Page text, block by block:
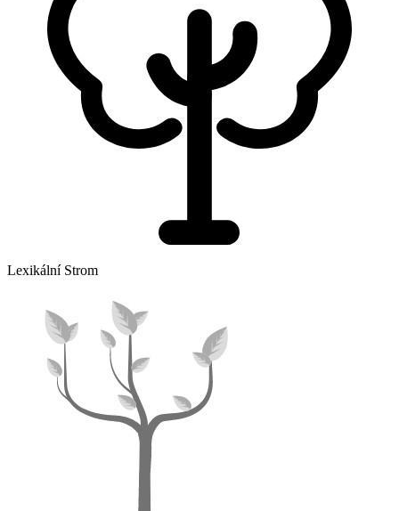
Lexikální Strom